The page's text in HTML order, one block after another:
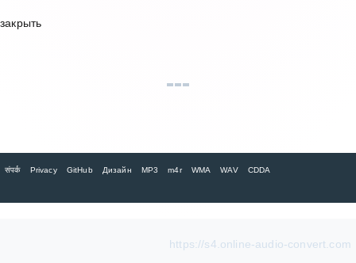
закрыть
संपर्क Privacy GitHub Дизайн MP3 m4r WMA WAV CDDA
https://s4.online-audio-convert.com